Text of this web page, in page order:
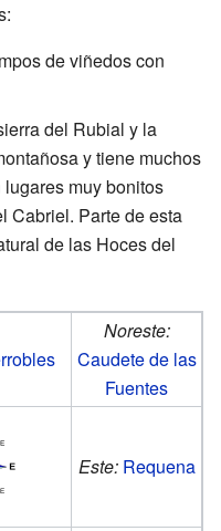
de viñedos con
del Rubial y la
y tiene muchos
muy bonitos
Cabriel. Parte de esta
de las Hoces del
Noreste:
Caudete de las
Fuentes
Este: Requena